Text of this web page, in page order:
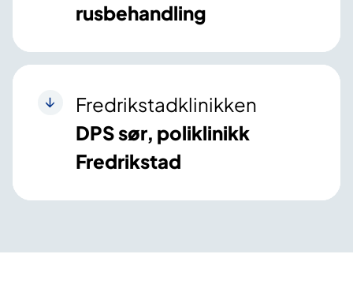
rusbehandling
Fredrikstadklinikken
DPS sør, poliklinikk
Fredrikstad